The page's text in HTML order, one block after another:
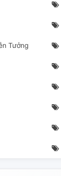
Tưởng